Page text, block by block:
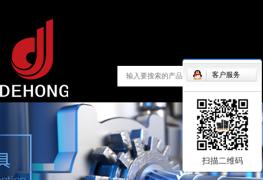
客户服务
扫描二维码